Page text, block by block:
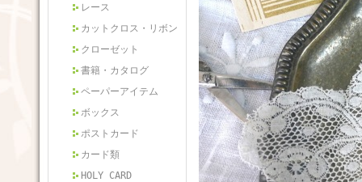
レース
カットクロス・リボン
クローゼット
書籍・カタログ
ペーパーアイテム
ボックス
ポストカード
カード類
HOLY CARD